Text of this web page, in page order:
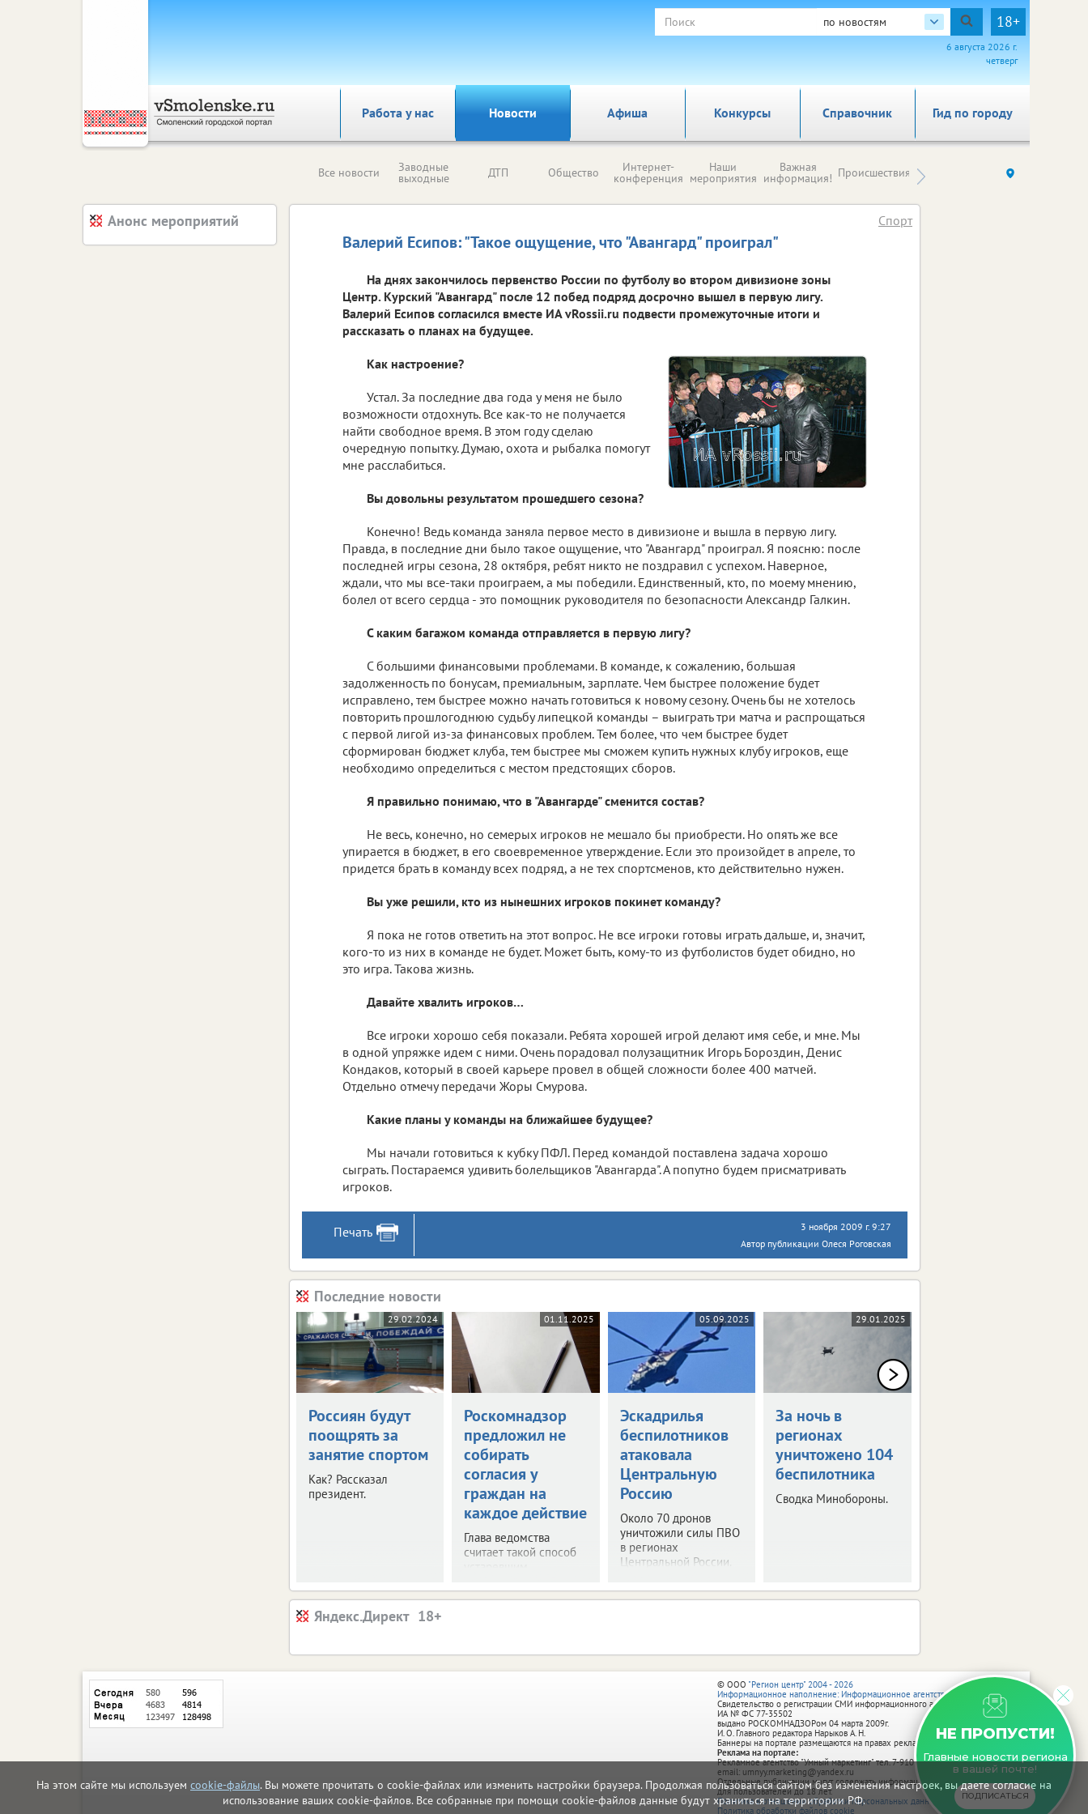
На этом сайте мы используем cookie-файлы. Вы можете прочитать о cookie-файлах или изменить настройки браузера. Продолжая пользоваться сайтом без изменения настроек, вы даете согласие на
использование ваших cookie-файлов. Все собранные при помощи cookie-файлов данные будут храниться на территории РФ.
по новостям 18+
6 августа 2026 г.
четверг
Работа у нас Новости Афиша Справочник Гид по городу
Конкурсы
Все новости Заводные
выходные ДТП Общество Интернет-
конференция
Наши
мероприятия
Важная
информация! Происшествия Здоровье компаний (на
Валерий Есипов: "Такое ощущение, что "Авангард" проиграл"
Спорт
На днях закончилось первенство России по футболу во втором дивизионе зоны
Центр. Курский "Авангард" после 12 побед подряд досрочно вышел в первую лигу.
Валерий Есипов согласился вместе ИА vRossii.ru подвести промежуточные итоги и
рассказать о планах на будущее.
Как настроение?
Устал. За последние два года у меня не было
возможности отдохнуть. Все как-то не получается
найти свободное время. В этом году сделаю
очередную попытку. Думаю, охота и рыбалка помогут
мне расслабиться.
Вы довольны результатом прошедшего сезона?
Конечно! Ведь команда заняла первое место в дивизионе и вышла в первую лигу.
Правда, в последние дни было такое ощущение, что "Авангард" проиграл. Я поясню: после
последней игры сезона, 28 октября, ребят никто не поздравил с успехом. Наверное,
ждали, что мы все-таки проиграем, а мы победили. Единственный, кто, по моему мнению,
болел от всего сердца - это помощник руководителя по безопасности Александр Галкин.
С каким багажом команда отправляется в первую лигу?
С большими финансовыми проблемами. В команде, к сожалению, большая
задолженность по бонусам, премиальным, зарплате. Чем быстрее положение будет
исправлено, тем быстрее можно начать готовиться к новому сезону. Очень бы не хотелось
повторить прошлогоднюю судьбу липецкой команды – выиграть три матча и распрощаться
с первой лигой из-за финансовых проблем. Тем более, что чем быстрее будет
сформирован бюджет клуба, тем быстрее мы сможем купить нужных клубу игроков, еще
необходимо определиться с местом предстоящих сборов.
Я правильно понимаю, что в "Авангарде" сменится состав?
Не весь, конечно, но семерых игроков не мешало бы приобрести. Но опять же все
упирается в бюджет, в его своевременное утверждение. Если это произойдет в апреле, то
придется брать в команду всех подряд, а не тех спортсменов, кто действительно нужен.
Вы уже решили, кто из нынешних игроков покинет команду?
Я пока не готов ответить на этот вопрос. Не все игроки готовы играть дальше, и, значит,
кого-то из них в команде не будет. Может быть, кому-то из футболистов будет обидно, но
это игра. Такова жизнь.
Давайте хвалить игроков…
Все игроки хорошо себя показали. Ребята хорошей игрой делают имя себе, и мне. Мы
в одной упряжке идем с ними. Очень порадовал полузащитник Игорь Бороздин, Денис
Кондаков, который в своей карьере провел в общей сложности более 400 матчей.
Отдельно отмечу передачи Жоры Смурова.
Какие планы у команды на ближайшее будущее?
Мы начали готовиться к кубку ПФЛ. Перед командой поставлена задача хорошо
сыграть. Постараемся удивить болельщиков "Авангарда". А попутно будем присматривать
игроков.
Печать
3 ноября 2009 г. 9:27
Автор публикации Олеся Роговская
Последние новости
29.02.2024
Россиян будут
поощрять за
занятие спортом
Как? Рассказал
президент.
01.11.2025
Роскомнадзор
предложил не
собирать
согласия у
граждан на
каждое действие
Глава ведомства
считает такой способ
05.09.2025
Эскадрилья
беспилотников
атаковала
Центральную
Россию
Около 70 дронов
уничтожили силы ПВО
в регионах
Центральной России.
29.01.2025
За ночь в
регионах
уничтожено 104
беспилотника
Сводка Минобороны.
Яндекс.Директ
Анонс мероприятий
НЕ ПРОПУСТИ!
Главные новости региона
в вашей почте!
ПОДПИСАТЬСЯ
© ООО "Регион центр" 2004 - 2026
Информационное наполнение: Информационное агентство vRossii.ru
Свидетельство о регистрации СМИ информационного агентства vRossii.ru
ИА № ФС 77‑35502
выдано РОСКОМНАДЗОРом 04 марта 2009г.
И. О. Главного редактора Нарыков А. Н.
Баннеры на портале размещаются на правах рекламы.
Реклама на портале:
Рекламное агентство "Умный маркетинг" тел. 7-910-267-70-40,
email: umnyy.marketing@yandex.ru
Отдельные публикации могут содержать информацию, не предназначенную
для пользователей до 18 лет.
Политика в отношении обработки персональных данных
Политика обработки файлов cookie